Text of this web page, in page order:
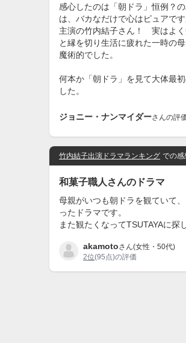
感心したのは「朝ドラ」恒例？
は、バカなだけで心はピュアで
主演の竹内結子さん！ 実はよ
と縁を切り生活に疲れた一時の
魔術的でした。
何本か「朝ドラ」を見て大体最
した。
ジョニー・ナンマイダーさんの評
竹内結子出演ドラマランキング での感
和菓子職人さんのドラマ
母親がいつも朝ドラを観ていて
ったドラマです。
また観たくなってTSUTAYAに探
akamotoさん(女性・50代)
2位(95点)の評価